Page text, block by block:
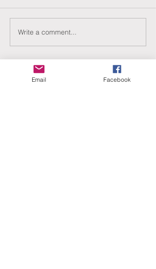
Write a comment...
Email Facebook